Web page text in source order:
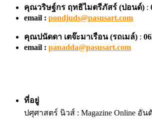
คุณวริษฐ์กร ฤทธิไมตรีภัสร์ (ปอนด์) :
email : pondjuds@pasusart.com
คุณปนัดดา เตจ๊ะมาเรือน (รถเมล์) :
email : panadda@pasusart.com
ที่อยู่
ปศุศาสตร์ นิวส์ : Magazine Online อั